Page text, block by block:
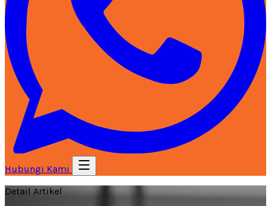
Hubungi Kami
Detail Artikel